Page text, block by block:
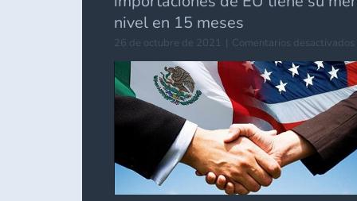
nivel en 15 meses
26 de octubre de 2021 | Comentarios desactivadosen